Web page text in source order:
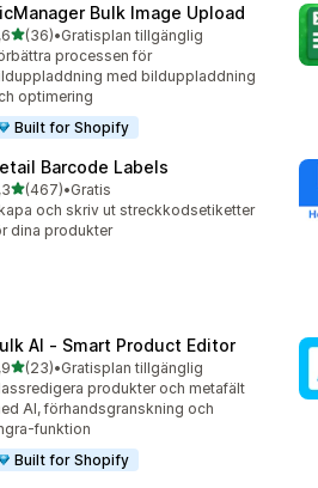
Bulk Image Upload
av 5 stjärnor
(36)
recensioner totalt
•Gratisplan tillgänglig
processen för
med bilduppladdning
optimering
Built for Shopify
Barcode Labels
av 5 stjärnor
(467)
recensioner totalt
•Gratis
och skriv ut streckkodsetiketter
dina produkter
AI ‑ Smart Product Editor
av 5 stjärnor
(23)
recensioner totalt
•Gratisplan tillgänglig
produkter och metafält
AI, förhandsgranskning och
funktion
Built for Shopify